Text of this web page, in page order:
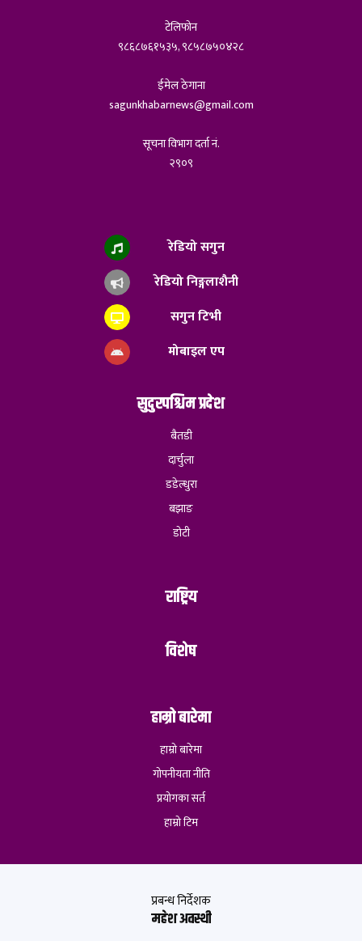
टेलिफोन
९८६८७६१५३५, ९८५८७५०४२८
ईमेल ठेगाना
sagunkhabarnews@gmail.com
सूचना विभाग दर्ता नं.
२९०९
रेडियो सगुन
रेडियो निङ्गलाशैनी
सगुन टिभी
मोबाइल एप
सुदुरपश्चिम प्रदेश
बैतडी
दार्चुला
डडेल्धुरा
बझाङ
डोटी
राष्ट्रिय
विशेष
हाम्रो बारेमा
हाम्रो बारेमा
गोपनीयता नीति
प्रयोगका सर्त
हाम्रो टिम
प्रबन्ध निर्देशक
महेश अवस्थी